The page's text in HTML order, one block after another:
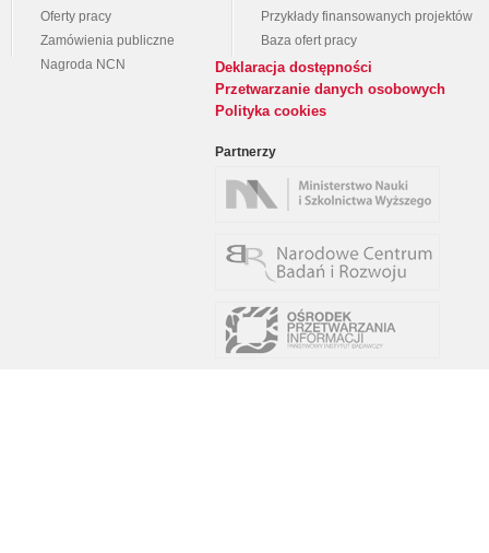
Oferty pracy
Zamówienia publiczne
Nagroda NCN
Przykłady finansowanych projektów
Baza ofert pracy
Deklaracja dostępności
Przetwarzanie danych osobowych
Polityka cookies
Partnerzy